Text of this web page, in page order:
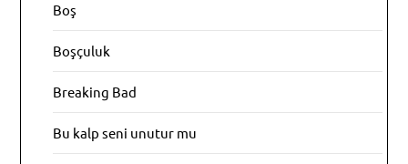
Boş
Boşçuluk
Breaking Bad
Bu kalp seni unutur mu